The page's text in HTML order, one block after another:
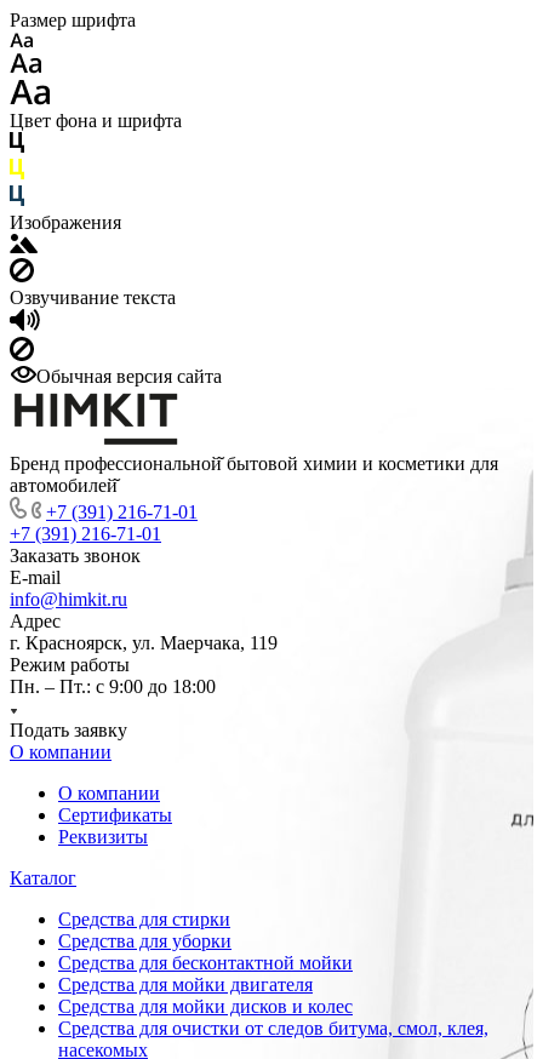
Размер шрифта
Цвет фона и шрифта
Изображения
Озвучивание текста
Обычная версия сайта
Бренд профессиональной̆ бытовой химии и косметики для
автомобилей̆
+7 (391) 216-71-01
+7 (391) 216-71-01
Заказать звонок
E-mail
info@himkit.ru
Адрес
г. Красноярск, ул. Маерчака, 119
Режим работы
Пн. – Пт.: с 9:00 до 18:00
Подать заявку
О компании
О компании
Сертификаты
Реквизиты
Каталог
Средства для стирки
Средства для уборки
Средства для бесконтактной мойки
Средства для мойки двигателя
Средства для мойки дисков и колес
Средства для очистки от следов битума, смол, клея,
насекомых